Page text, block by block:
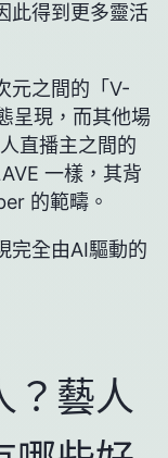
此得到更多靈活
元之間的「V-
呈現，而其他場
直播主之間的
一樣，其背
的範疇。
完全由AI驅動的
？藝人